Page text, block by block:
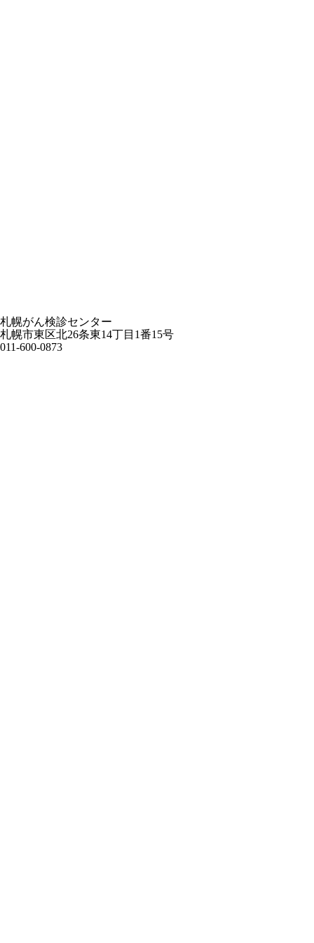
札幌がん検診センター
札幌市東区北26条東14丁目1番15号
011-600-0873